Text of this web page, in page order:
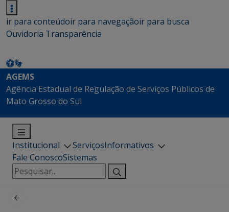
ir para conteúdoir para navegaçãoir para busca
Ouvidoria Transparência
AGEMS
Agência Estadual de Regulação de Serviços Públicos de
Mato Grosso do Sul
Institucional ServiçosInformativos
Fale ConoscoSistemas
Pesquisar
por: